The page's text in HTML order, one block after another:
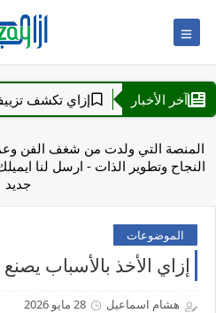
آخر الأخبار
(1) إزاي تكشف تزييف
المنصة التي ولدت من شغف الفن
النجاح وتطوير الذات - ارسل لنا
جديد
الموضوعات
إزاي الأخذ بالأسباب
هشام اسماعيل 28 مايو 2026